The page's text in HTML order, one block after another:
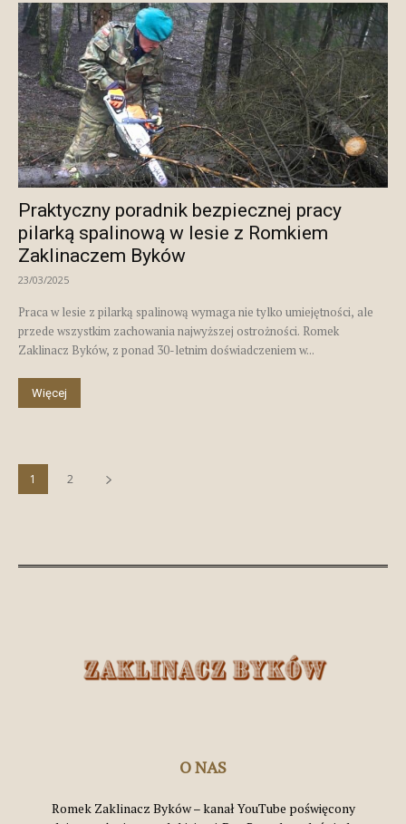
Praktyczny poradnik bezpiecznej pracy
pilarką spalinową w lesie z Romkiem
Zaklinaczem Byków
23/03/2025
Praca w lesie z pilarką spalinową wymaga nie tylko umiejętności, ale
przede wszystkim zachowania najwyższej ostrożności. Romek
Zaklinacz Byków, z ponad 30-letnim doświadczeniem w...
Więcej
1 2
O NAS
Romek Zaklinacz Byków – kanał YouTube poświęcony